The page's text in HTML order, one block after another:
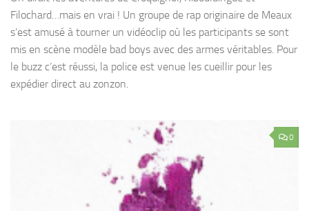
Filochard…mais en vrai ! Un groupe de rap originaire de Meaux
s’est amusé à tourner un vidéoclip où les participants se sont
mis en scène modèle bad boys avec des armes véritables. Pour
le buzz c’est réussi, la police est venue les cueillir pour les
expédier direct au zonzon.
0